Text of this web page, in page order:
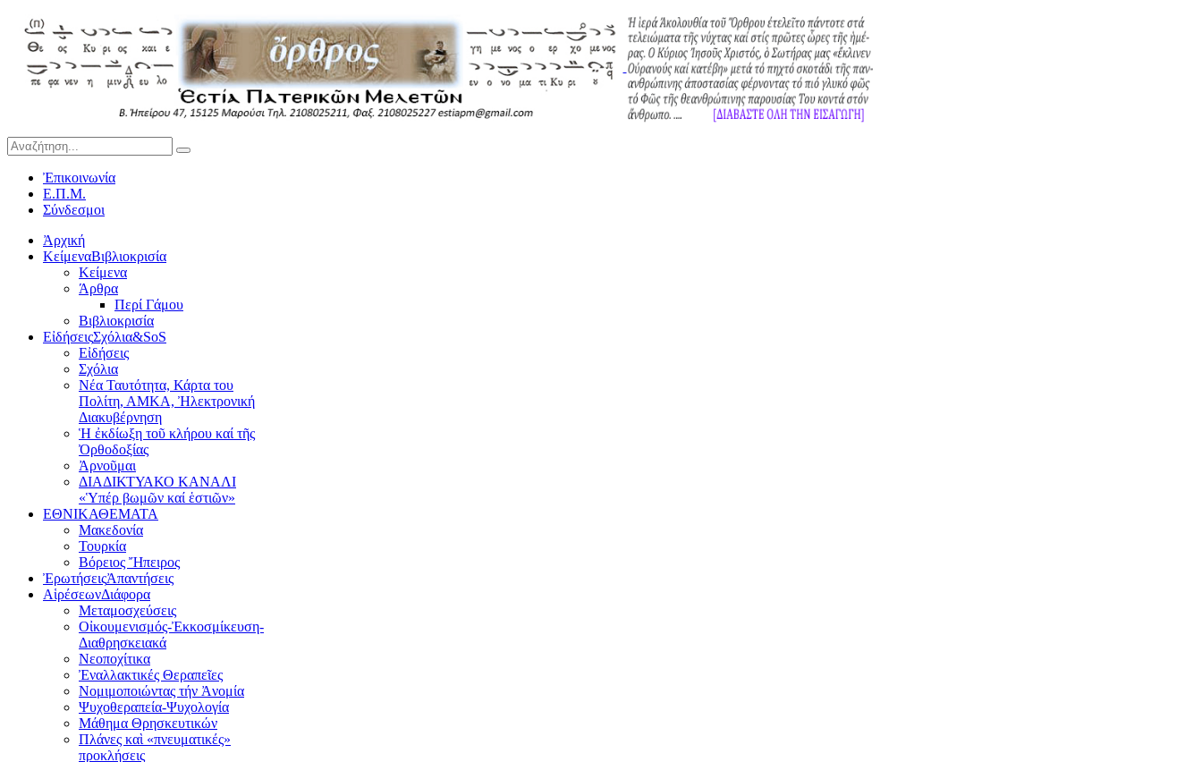
Ἐπικοινωνία
Ε.Π.Μ.
Σύνδεσμοι
Ἀρχική
ΚείμεναΒιβλιοκρισία
Κείμενα
Άρθρα
Περί Γάμου
Βιβλιοκρισία
ΕἰδήσειςΣχόλια&SoS
Εἰδήσεις
Σχόλια
Νέα Ταυτότητα, Κάρτα του
Πολίτη, ΑΜΚΑ, Ἠλεκτρονική
Διακυβέρνηση
Ἡ ἐκδίωξη τοῦ κλήρου καί τῆς
Ὀρθοδοξίας
Ἀρνοῦμαι
ΔΙΑΔΙΚΤΥΑΚΟ ΚΑΝΑΛΙ
«Ὑπέρ βωμῶν καί ἑστιῶν»
ΕΘΝΙΚΑΘΕΜΑΤΑ
Μακεδονία
Τουρκία
Βόρειος Ἤπειρος
ἘρωτήσειςἈπαντήσεις
ΑἱρέσεωνΔιάφορα
Μεταμοσχεύσεις
Οἰκουμενισμός-Ἐκκοσμίκευση-
Διαθρησκειακά
Νεοποχίτικα
Ἐναλλακτικές Θεραπεῖες
Νομιμοποιώντας τήν Ἀνομία
Ψυχοθεραπεία-Ψυχολογία
Μάθημα Θρησκευτικών
Πλάνες καὶ «πνευματικές»
προκλήσεις